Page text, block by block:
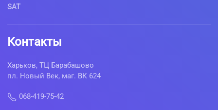
SAT
Контакты
Харьков, ТЦ Барабашово
пл. Новый Век, маг. ВК 624
068-419-75-42